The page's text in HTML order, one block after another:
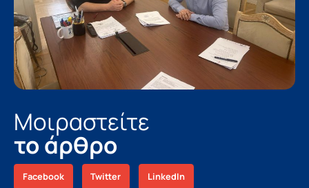
Μοιραστείτε
το άρθρο
Facebook Twitter LinkedIn